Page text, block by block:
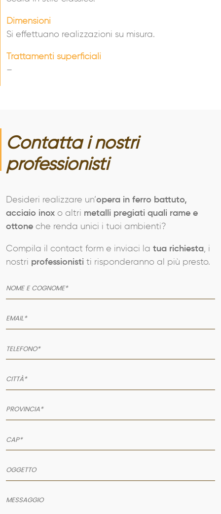
AZIENDA
SERVIZI
NEWS
CONTATTI
Dimensioni
Si effettuano realizzazioni su misura.
Trattamenti superficiali
–
Contatta i nostri
professionisti
Desideri realizzare un’opera in ferro battuto,
acciaio inox o altri metalli pregiati quali rame e
ottone che renda unici i tuoi ambienti?
Compila il contact form e inviaci la tua richiesta, i
nostri professionisti ti risponderanno al più presto.